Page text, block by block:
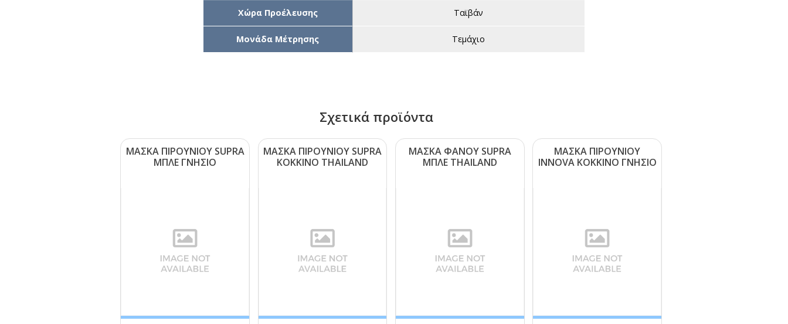
Χώρα Προέλευσης Ταϊβάν
Μονάδα Μέτρησης Τεμάχιο
Σχετικά προϊόντα
ΜΑΣΚΑ ΠΙΡΟΥΝΙΟΥ SUΡRΑ
ΜΠΛΕ ΓΝΗΣΙΟ
ΜΑΣΚΑ ΠΙΡΟΥΝΙΟΥ SUΡRΑ
ΚΟΚΚΙΝΟ ΤΗΑΙLΑΝD
ΜΑΣΚΑ ΦΑΝΟΥ SUΡRΑ
ΜΠΛΕ ΤΗΑΙLΑΝD
ΜΑΣΚΑ ΠΙΡΟΥΝΙΟΥ
ΙΝΝΟVΑ ΚΟΚΚΙΝΟ ΓΝΗΣΙΟ